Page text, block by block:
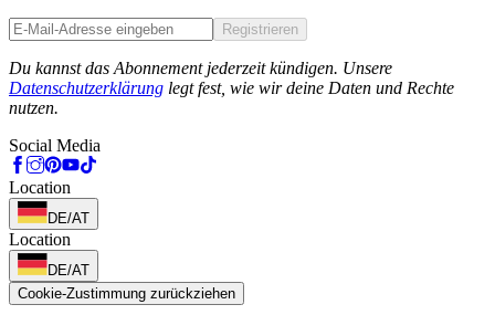
Registrieren
Du kannst das Abonnement jederzeit kündigen. Unsere
Datenschutzerklärung legt fest, wie wir deine Daten und Rechte
nutzen.
Social Media
Location
DE/AT
Location
DE/AT
Cookie-Zustimmung zurückziehen